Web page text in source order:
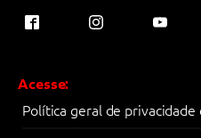
Acesse:
Política geral de